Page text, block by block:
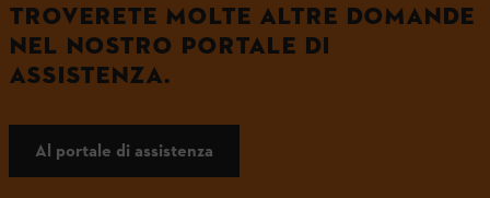
TROVERETE MOLTE ALTRE DOMANDE
NEL NOSTRO PORTALE DI
ASSISTENZA.
Al portale di assistenza